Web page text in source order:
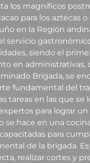
los magníficos
para los aztecas
en la Región
servicio
siendo el
en
Brigada, se
fundamental del
tareas en las que
para lograr
se hace en una
para
de la brigada.
realizar cortes y